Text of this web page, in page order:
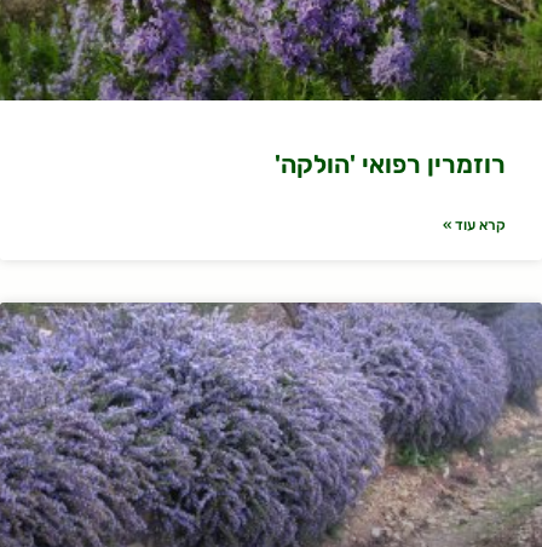
רוזמרין רפואי 'הולקה'
קרא עוד »